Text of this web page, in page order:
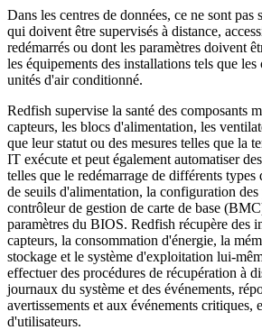
Dans les centres de données, ce ne sont pas
qui doivent être supervisés à distance,
redémarrés ou dont les paramètres doivent
les équipements des installations tels que les
unités d'air conditionné.
Redfish supervise la santé des composants
capteurs, les blocs d'alimentation, les
que leur statut ou des mesures telles que la
IT exécute et peut également automatiser
telles que le redémarrage de différents
de seuils d'alimentation, la configuration des
contrôleur de gestion de carte de base
paramètres du BIOS. Redfish récupère des
capteurs, la consommation d'énergie, la
stockage et le système d'exploitation lui-
effectuer des procédures de récupération à
journaux du système et des événements,
avertissements et aux événements critiques,
d'utilisateurs.